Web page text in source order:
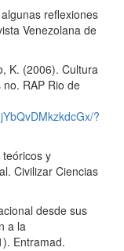
reflexiones
Venezolana de
K. (2006). Cultura
RAP Rio de
?
y
Civilizar Ciencias
desde sus
a la
Entramad.